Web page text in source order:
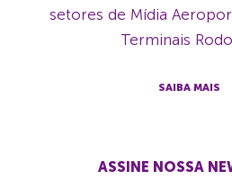
setores de Mídia
Terminais
SAIBA MAIS
ASSINE NOSSA